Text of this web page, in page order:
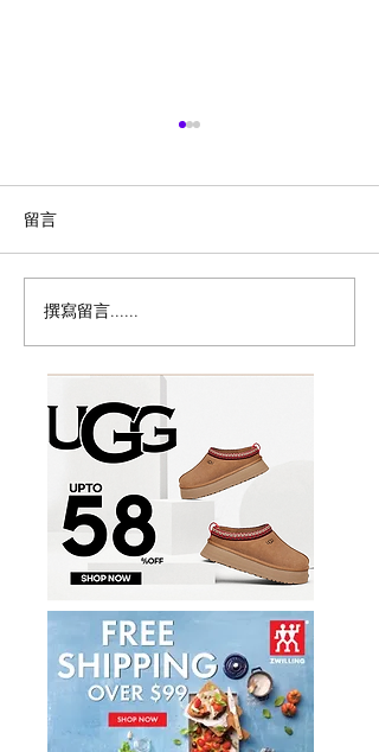
密西沙加香港節8月15至16
日載譽歸來免費禮品、地
道美食、全新電影專區、
兒童遊樂區及世港盃賽
事 六大亮點登場
留言
撰寫留言......